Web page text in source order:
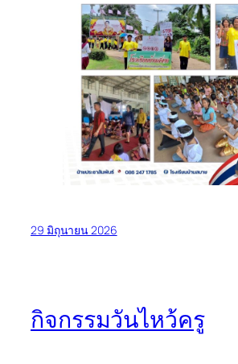
29 มิถุนายน 2026
กิจกรรมวันไหว้ครู